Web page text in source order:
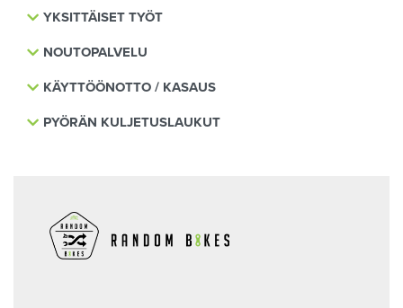
YKSITTÄISET TYÖT
NOUTOPALVELU
KÄYTTÖÖNOTTO / KASAUS
PYÖRÄN KULJETUSLAUKUT